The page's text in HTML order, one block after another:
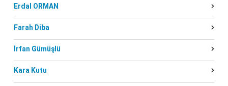
Erdal ORMAN
Farah Diba
İrfan Gümüşlü
Kara Kutu